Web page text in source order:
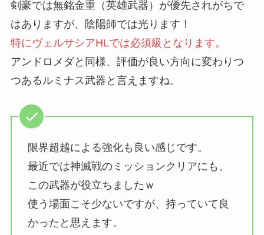
剣豪では無銘金重（英雄武器）が優先されがちで
はありますが、陰陽師では光ります！
特にヴェルサシアHLでは必須級となります。
アンドロメダと同様、評価が良い方向に変わりつ
つあるルミナス武器と言えますね。
限界超越による強化も良い感じです。
最近では神滅戦のミッションクリアにも、
この武器が役立ちましたｗ
使う場面こそ少ないですが、持っていて良
かったと思えます。